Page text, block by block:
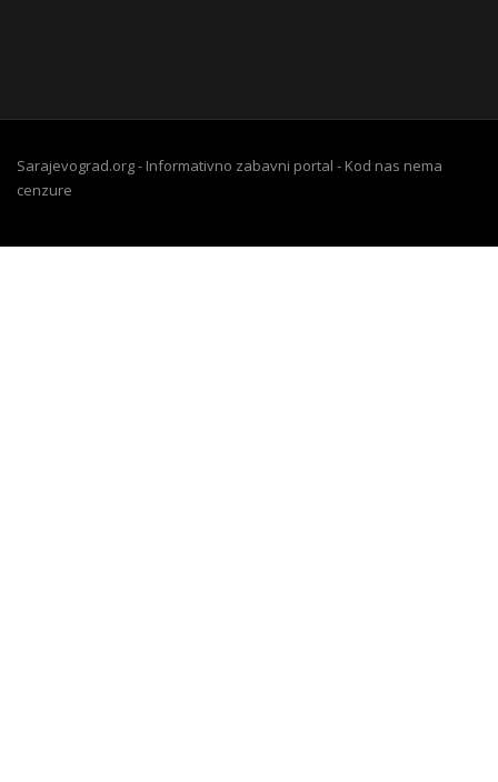
Sarajevograd.org - Informativno zabavni portal - Kod nas nema
cenzure